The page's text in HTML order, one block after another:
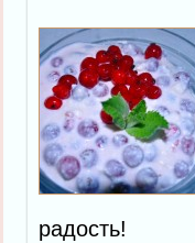
радость!